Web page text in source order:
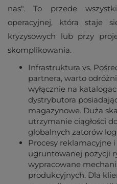
nas". To przede
operacyjnej, która staje
kryzysowych lub przy
skomplikowania.
Infrastruktura vs.
partnera, warto
wyłącznie na
dystrybutora
magazynowe. Duża
utrzymanie ciągłości
globalnych zatorów
Procesy reklamacyjne
ugruntowanej pozycji
wypracowane
produkcyjnych. Dla